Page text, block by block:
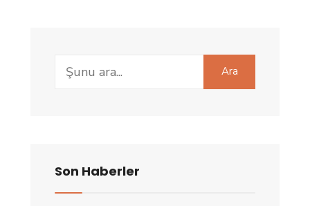
Search
for:
Ara
Son Haberler